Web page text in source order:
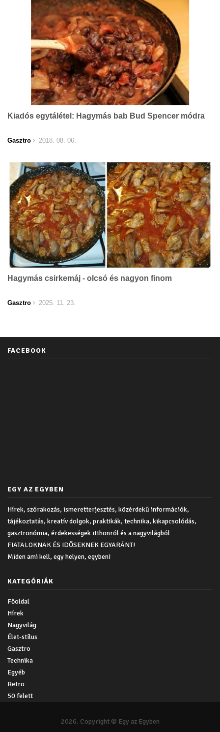
Kiadós egytálétel: Hagymás bab Bud Spencer módra
Gasztro 2018. 08. 06.
Hagymás csirkemáj - olcsó és nagyon finom
Gasztro 2025. 11. 23.
FACEBOOK
EGY AZ EGYBEN
Hírek, szórakozás, ismeretterjesztés, közérdekű információk,
tájékoztatás, kreatív dolgok, praktikák, technika, kikapcsolódás,
gasztronómia, érdekességek itthonról és a nagyvilágból
FIATALOKNAK ÉS IDŐSEKNEK EGYARÁNT!
Miden ami kell, egy helyen, egyben!
KATEGÓRIÁK
Főoldal
Hírek
Nagyvilág
Élet-stílus
Gasztro
Technika
Egyéb
Retro
50 felett
2026. Copyright © Egy az Egyben